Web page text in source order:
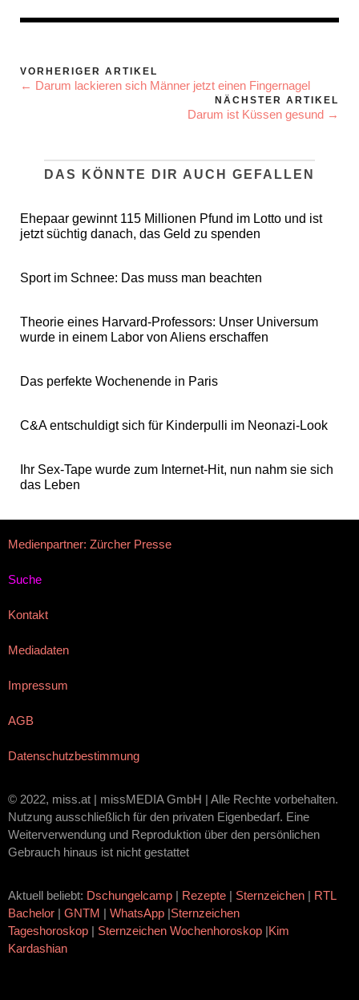
VORHERIGER ARTIKEL
← Darum lackieren sich Männer jetzt einen Fingernagel
NÄCHSTER ARTIKEL
Darum ist Küssen gesund →
DAS KÖNNTE DIR AUCH GEFALLEN
Ehepaar gewinnt 115 Millionen Pfund im Lotto und ist
jetzt süchtig danach, das Geld zu spenden
Sport im Schnee: Das muss man beachten
Theorie eines Harvard-Professors: Unser Universum
wurde in einem Labor von Aliens erschaffen
Das perfekte Wochenende in Paris
C&A entschuldigt sich für Kinderpulli im Neonazi-Look
Ihr Sex-Tape wurde zum Internet-Hit, nun nahm sie sich
das Leben
Medienpartner: Zürcher Presse
Suche
Kontakt
Mediadaten
Impressum
AGB
Datenschutzbestimmung
© 2022, miss.at | missMEDIA GmbH | Alle Rechte vorbehalten.
Nutzung ausschließlich für den privaten Eigenbedarf. Eine
Weiterverwendung und Reproduktion über den persönlichen
Gebrauch hinaus ist nicht gestattet
Aktuell beliebt: Dschungelcamp | Rezepte | Sternzeichen | RTL
Bachelor | GNTM | WhatsApp |Sternzeichen
Tageshoroskop | Sternzeichen Wochenhoroskop |Kim
Kardashian